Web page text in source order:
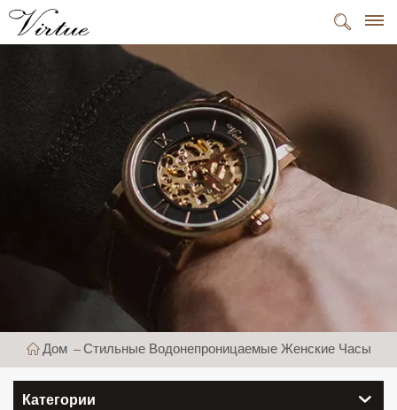
Дом Стильные Водонепроницаемые Женские Часы
Категории